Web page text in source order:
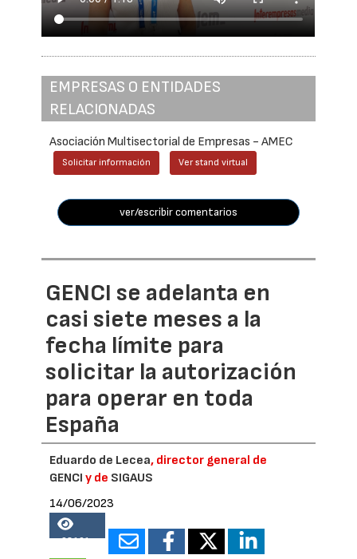
EMPRESAS O ENTIDADES
RELACIONADAS
Asociación Multisectorial de Empresas - AMEC
Solicitar información Ver stand virtual
ver/escribir comentarios
GENCI se adelanta en
casi siete meses a la
fecha límite para
solicitar la autorización
para operar en toda
España
Eduardo de Lecea, director general de
GENCI y de SIGAUS
14/06/2023
98101